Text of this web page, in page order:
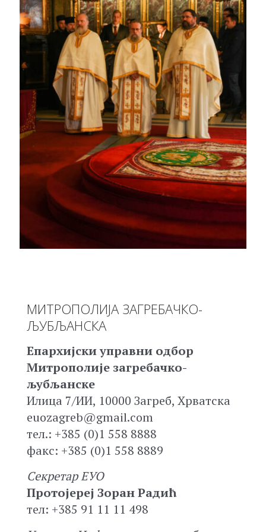
МИТРОПОЛИЈА ЗАГРЕБАЧКО-
ЉУБЉАНСКА
Епархијски управни одбор
Митрополије загребачко-
љубљанске
Илица 7/ИИ, 10000 Загреб, Хрватска
euozagreb@gmail.com
тел.: +385 (0)1 558 8888
факс: +385 (0)1 558 8889
Секретар ЕУО
Протојереј Зоран Радић
тел: +385 91 11 11 498